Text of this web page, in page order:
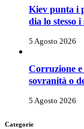
Kiev punta i
dia lo stesso i
5 Agosto 2026
Corruzione
sovranità o
5 Agosto 2026
Categorie